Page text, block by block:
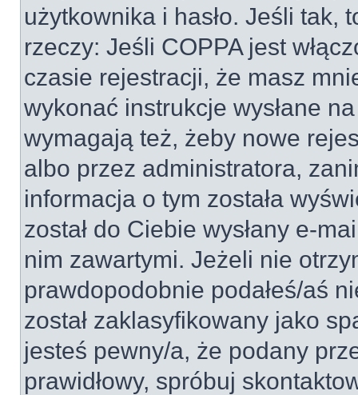
użytkownika i hasło. Jeśli tak,
rzeczy: Jeśli COPPA jest
czasie rejestracji, że masz
wykonać instrukcje wysłane
wymagają też, żeby nowe
albo przez administratora,
informacja o tym została
został do Ciebie wysłany e-
nim zawartymi. Jeżeli nie
prawdopodobnie podałeś/aś
został zaklasyfikowany jako
jesteś pewny/a, że podany
prawidłowy, spróbuj